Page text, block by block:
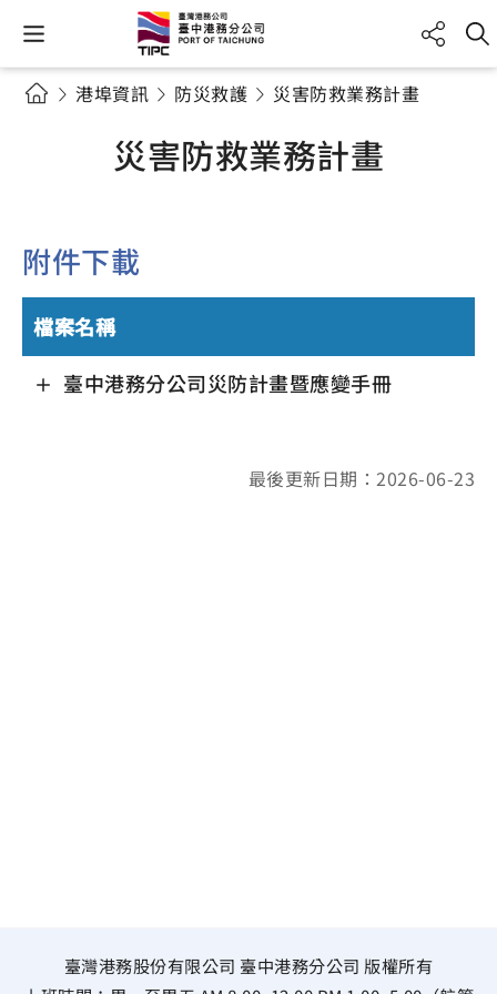
港埠資訊 防災救護 災害防救業務計畫
災害防救業務計畫
附件下載
檔案名稱
臺中港務分公司災防計畫暨應變手冊
最後更新日期：2026-06-23
臺灣港務股份有限公司 臺中港務分公司 版權所有